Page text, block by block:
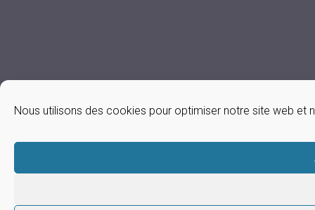
Nous utilisons des cookies pour optimiser notre site web et